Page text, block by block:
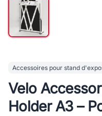
Accessoires pour stand
Velo
Holder A3 –